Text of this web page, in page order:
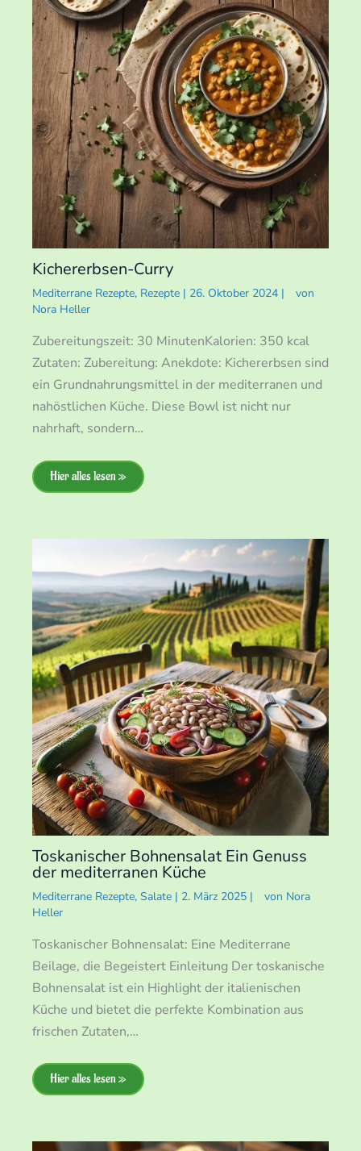
Kichererbsen-Curry
Mediterrane Rezepte, Rezepte | 26. Oktober 2024 |
von
Nora Heller
Zubereitungszeit: 30 MinutenKalorien: 350 kcal
Zutaten: Zubereitung: Anekdote: Kichererbsen sind
ein Grundnahrungsmittel in der mediterranen und
nahöstlichen Küche. Diese Bowl ist nicht nur
nahrhaft, sondern…
Hier alles lesen »
Toskanischer Bohnensalat Ein Genuss
der mediterranen Küche
Mediterrane Rezepte, Salate | 2. März 2025 | von Nora
Heller
Toskanischer Bohnensalat: Eine Mediterrane
Beilage, die Begeistert Einleitung Der toskanische
Bohnensalat ist ein Highlight der italienischen
Küche und bietet die perfekte Kombination aus
frischen Zutaten,…
Hier alles lesen »